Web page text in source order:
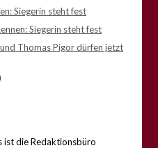
Siegerin steht fest
Siegerin steht fest
Thomas Pigor dürfen jetzt
ist die Redaktionsbüro